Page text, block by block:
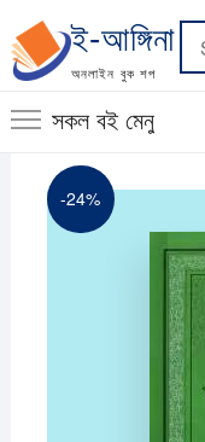
to
content
ই-আঙ্গিনা
অনলাইন বুক শপ
সকল বই মেনু
-24%